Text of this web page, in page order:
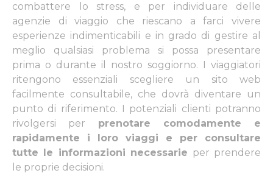
combattere lo stress, e per individuare delle
agenzie di viaggio che riescano a farci vivere
esperienze indimenticabili e in grado di gestire al
meglio qualsiasi problema si possa presentare
prima o durante il nostro soggiorno. I viaggiatori
ritengono essenziali scegliere un sito web
facilmente consultabile, che dovrà diventare un
punto di riferimento. I potenziali clienti potranno
rivolgersi per prenotare comodamente e
rapidamente i loro viaggi e per consultare
tutte le informazioni necessarie per prendere
le proprie decisioni.